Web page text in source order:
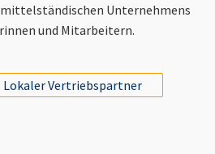
Unternehmens
und Mitarbeitern.
Lokaler Vertriebspartner